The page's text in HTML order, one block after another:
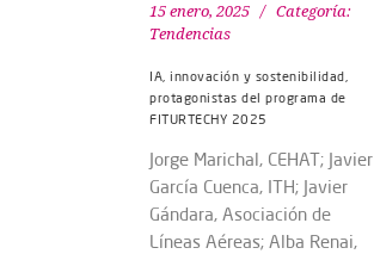
15 enero, 2025
Categoría:
Tendencias
IA, innovación y sostenibilidad,
protagonistas del programa de
FITURTECHY 2025
Jorge Marichal, CEHAT; Javier
García Cuenca, ITH; Javier
Gándara, Asociación de
Líneas Aéreas; Alba Renai,